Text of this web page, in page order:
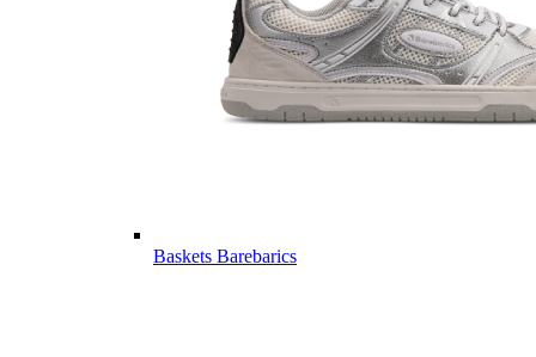
Baskets Barebarics